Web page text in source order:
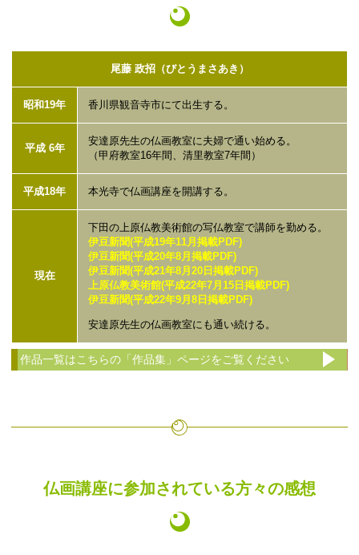
尾藤 政招（びとうまさあき）
昭和19年 香川県観音寺市にて出生する。
平成 6年
安達原先生の仏画教室に夫婦で通い始める。
（甲府教室16年間、清里教室7年間）
平成18年 本光寺で仏画講座を開講する。
現在
下田の上原仏教美術館の写仏教室で講師を勤める。
伊豆新聞(平成19年11月掲載PDF)
伊豆新聞(平成20年8月掲載PDF)
伊豆新聞(平成21年8月20日掲載PDF)
上原仏教美術館(平成22年7月15日掲載PDF)
伊豆新聞(平成22年9月8日掲載PDF)
安達原先生の仏画教室にも通い続ける。
作品一覧はこちらの「作品集」ページをご覧ください
仏画講座に参加されている方々の感想